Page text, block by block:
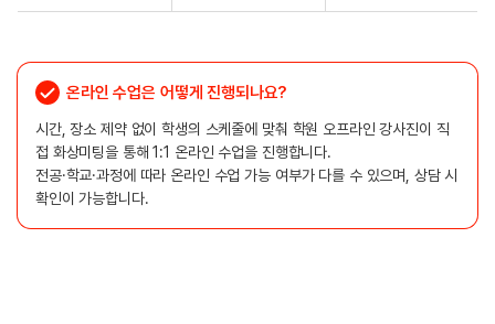
온라인 수업은 어떻게 진행되나요?
시간, 장소 제약 없이 학생의 스케줄에 맞춰 학원 오프라인 강사진이 직
접 화상미팅을 통해 1:1 온라인 수업을 진행합니다.
전공·학교·과정에 따라 온라인 수업 가능 여부가 다를 수 있으며, 상담 시
확인이 가능합니다.